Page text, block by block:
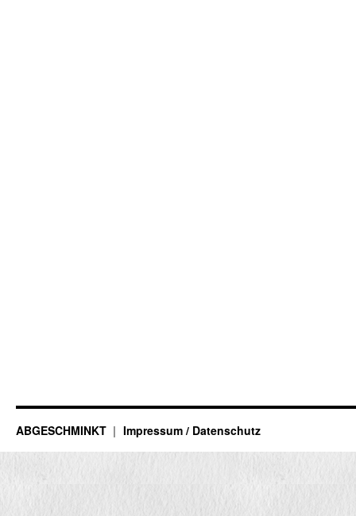
ABGESCHMINKT Impressum / Datenschutz